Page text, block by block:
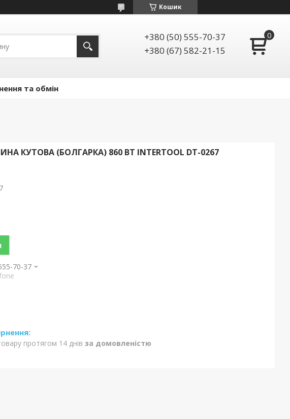
Кошик
+380 (50) 555-70-37
+380 (67) 582-21-15
та обмін
КУТОВА (БОЛГАРКА) 860 ВТ INTERTOOL DT-0267
70-37
протягом 14 днів за домовленістю